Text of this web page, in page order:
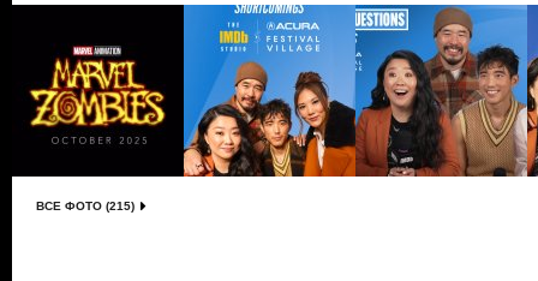
ВСЕ ФОТО (215)